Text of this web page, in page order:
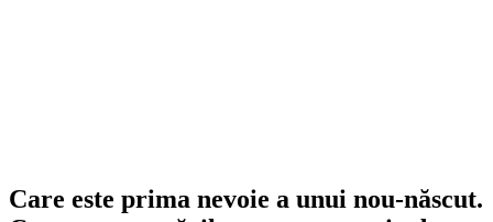
Care este prima nevoie a unui nou-născut.